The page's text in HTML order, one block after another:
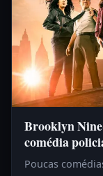
Brooklyn
comédia
Poucas